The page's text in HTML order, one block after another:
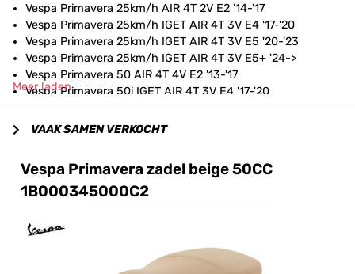
Vespa Primavera 25km/h AIR 4T 2V E2 '14-'17
Vespa Primavera 25km/h IGET AIR 4T 3V E4 '17-'20
Vespa Primavera 25km/h IGET AIR 4T 3V E5 '20-'23
Vespa Primavera 25km/h IGET AIR 4T 3V E5+ '24->
Vespa Primavera 50 AIR 4T 4V E2 '13-'17
Vespa Primavera 50i IGET AIR 4T 3V E4 '17-'20
Vespa Primavera 50i IGET AIR 4T 3V E5+ '24->
Vespa Sprint 25km/h IGET AIR 4T 3V E5 '20-'23
Vespa Sprint 25km/h IGET AIR 4T 3V E5+ '24->
Vespa Sprint 50i IGET AIR 4T 3V E4 '17-'20
Vespa Sprint 50i IGET AIR 4T 3V E5+ '24->
Meer laden
VAAK SAMEN VERKOCHT
Vespa Primavera zadel beige 50CC
1B000345000C2